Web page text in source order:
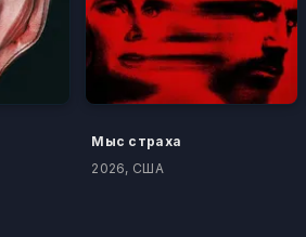
Мыс страха
2026, США